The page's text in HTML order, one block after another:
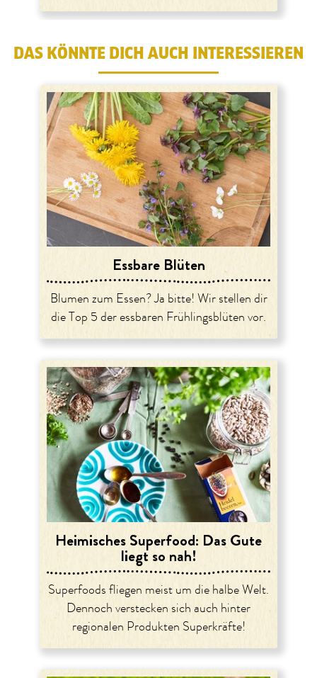
DAS KÖNNTE DICH AUCH INTERESSIEREN
Essbare Blüten
Blumen zum Essen? Ja bitte! Wir stellen dir
die Top 5 der essbaren Frühlingsblüten vor.
Heimisches Superfood: Das Gute
liegt so nah!
Superfoods fliegen meist um die halbe Welt.
Dennoch verstecken sich auch hinter
regionalen Produkten Superkräfte!